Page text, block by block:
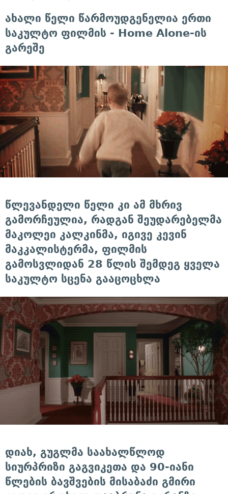
ახალი წელი წარმოუდგენელია ერთი
საკულტო ფილმის - Home Alone-ის
გარეშე
წლევანდელი წელი კი ამ მხრივ
გამორჩეულია, რადგან შეუდარებელმა
მაკოლეი კალკინმა, იგივე კევინ
მაკკალისტერმა, ფილმის
გამოსვლიდან 28 წლის შემდეგ ყველა
საკულტო სცენა გააცოცხლა
დიახ, გუგლმა საახალწლოდ
სიურპრიზი გაგვიკეთა და 90-იანი
წლების ბავშვების მისაბაძი გმირი